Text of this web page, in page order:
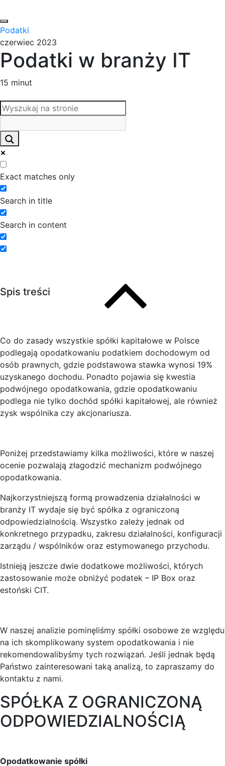
Podatki
czerwiec 2023
Podatki w branży IT
15 minut
Exact matches only
Search in title
Search in content
Spis treści
Co do zasady wszystkie spółki kapitałowe w Polsce
podlegają opodatkowaniu podatkiem dochodowym od
osób prawnych, gdzie podstawowa stawka wynosi 19%
uzyskanego dochodu. Ponadto pojawia się kwestia
podwójnego opodatkowania, gdzie opodatkowaniu
podlega nie tylko dochód spółki kapitałowej, ale również
zysk wspólnika czy akcjonariusza.
Poniżej przedstawiamy kilka możliwości, które w naszej
ocenie pozwalają złagodzić mechanizm podwójnego
opodatkowania.
Najkorzystniejszą formą prowadzenia działalności w
branży IT wydaje się być spółka z ograniczoną
odpowiedzialnością. Wszystko zależy jednak od
konkretnego przypadku, zakresu działalności, konfiguracji
zarządu / wspólników oraz estymowanego przychodu.
Istnieją jeszcze dwie dodatkowe możliwości, których
zastosowanie może obniżyć podatek – IP Box oraz
estoński CIT.
W naszej analizie pominęliśmy spółki osobowe ze względu
na ich skomplikowany system opodatkowania i nie
rekomendowalibyśmy tych rozwiązań. Jeśli jednak będą
Państwo zainteresowani taką analizą, to zapraszamy do
kontaktu z nami.
SPÓŁKA Z OGRANICZONĄ
ODPOWIEDZIALNOŚCIĄ
Opodatkowanie spółki